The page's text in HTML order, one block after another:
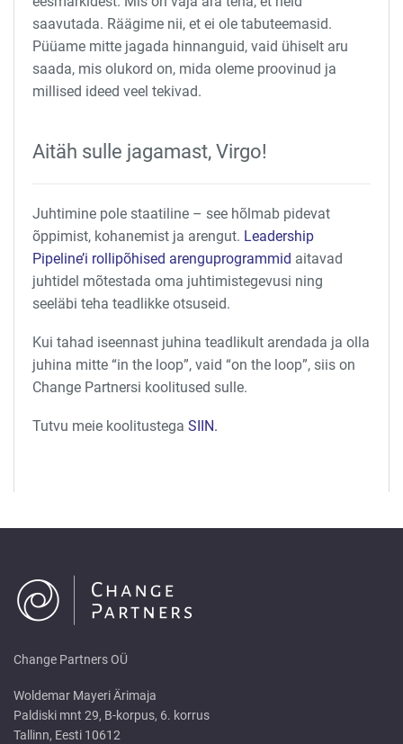
saavutada. Räägime nii, et ei ole tabuteemasid.
Püüame mitte jagada hinnanguid, vaid ühiselt aru
saada, mis olukord on, mida oleme proovinud ja
millised ideed veel tekivad.
Aitäh sulle jagamast, Virgo!
Juhtimine pole staatiline – see hõlmab pidevat
õppimist, kohanemist ja arengut. Leadership
Pipeline’i rollipõhised arenguprogrammid aitavad
juhtidel mõtestada oma juhtimistegevusi ning
seeläbi teha teadlikke otsuseid.
Kui tahad iseennast juhina teadlikult arendada ja olla
juhina mitte “in the loop”, vaid “on the loop”, siis on
Change Partnersi koolitused sulle.
Tutvu meie koolitustega SIIN.
Change Partners OÜ
Woldemar Mayeri Ärimaja
Paldiski mnt 29, B-korpus, 6. korrus
Tallinn, Eesti 10612